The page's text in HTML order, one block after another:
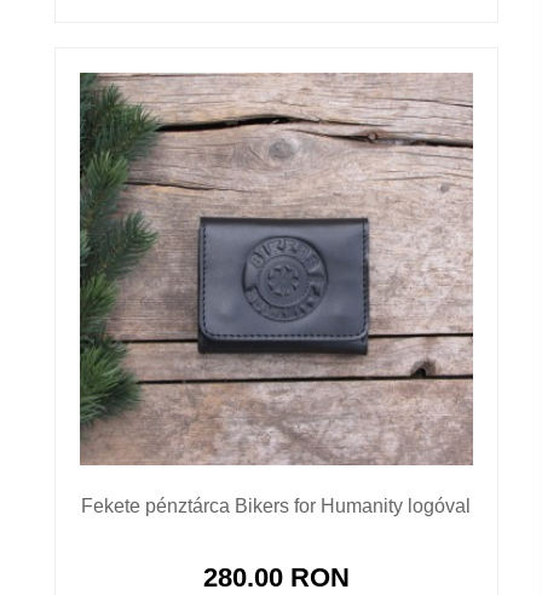
Fekete pénztárca Bikers for Humanity logóval
280.00 RON